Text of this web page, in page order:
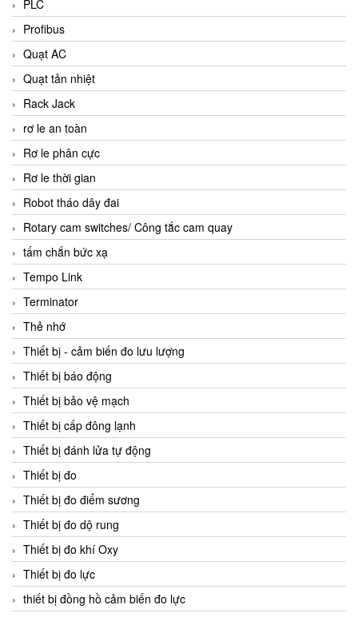
PLC
Profibus
Quạt AC
Quạt tản nhiệt
Rack Jack
rơ le an toàn
Rơ le phân cực
Rơ le thời gian
Robot tháo dây đai
Rotary cam switches/ Công tắc cam quay
tấm chắn bức xạ
Tempo Link
Terminator
Thẻ nhớ
Thiết bị - cảm biến đo lưu lượng
Thiết bị báo động
Thiết bị bảo vệ mạch
Thiết bị cấp đông lạnh
Thiết bị đánh lửa tự động
Thiết bị đo
Thiết bị đo điểm sương
Thiết bị đo dộ rung
Thiết bị đo khí Oxy
Thiết bị đo lực
thiết bị đồng hồ cảm biến đo lực